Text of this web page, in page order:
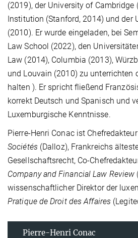
(2019), der University of Cambridge
Institution (Stanford, 2014) und der
(2010). Er wurde eingeladen, bei
Law School (2022), den
Law (2014), Columbia (2013),
und Louvain (2010) zu unterrichten
halten ). Er spricht fließend
korrekt Deutsch und Spanisch und
Luxemburgische Kenntnisse.
Pierre-Henri Conac ist
Sociétés (Dalloz), Frankreichs
Gesellschaftsrecht, Co-
Company and Financial Law Review
wissenschaftlicher Direktor der
Pratique de Droit des Affaires
Pierre-Henri Conac